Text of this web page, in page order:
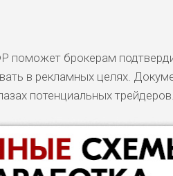
поможет брокерам
в рекламных целях.
потенциальных трейдеров.